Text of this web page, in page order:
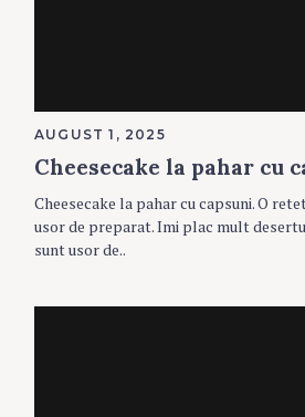
AUGUST 1, 2025
Cheesecake la pahar cu
Cheesecake la pahar cu capsuni. O
usor de preparat. Imi plac mult
sunt usor de..